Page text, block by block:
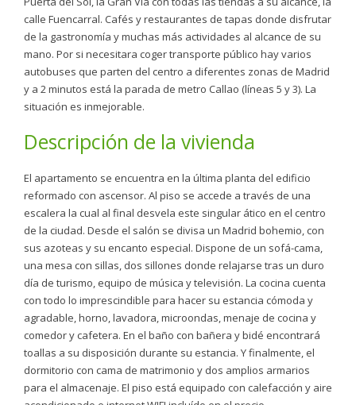
calle Fuencarral. Cafés y restaurantes de tapas donde disfrutar
de la gastronomía y muchas más actividades al alcance de su
mano. Por si necesitara coger transporte público hay varios
autobuses que parten del centro a diferentes zonas de Madrid
y a 2 minutos está la parada de metro Callao (líneas 5 y 3). La
situación es inmejorable.
Descripción de la vivienda
El apartamento se encuentra en la última planta del edificio
reformado con ascensor. Al piso se accede a través de una
escalera la cual al final desvela este singular ático en el centro
de la ciudad. Desde el salón se divisa un Madrid bohemio, con
sus azoteas y su encanto especial. Dispone de un sofá-cama,
una mesa con sillas, dos sillones donde relajarse tras un duro
día de turismo, equipo de música y televisión. La cocina cuenta
con todo lo imprescindible para hacer su estancia cómoda y
agradable, horno, lavadora, microondas, menaje de cocina y
comedor y cafetera. En el baño con bañera y bidé encontrará
toallas a su disposición durante su estancia. Y finalmente, el
dormitorio con cama de matrimonio y dos amplios armarios
para el almacenaje. El piso está equipado con calefacción y aire